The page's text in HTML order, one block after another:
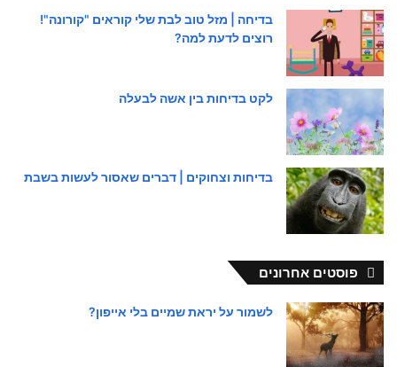
בדיחה | מזל טוב לבת שלי קוראים "קורונה"!
רוצים לדעת למה?
לקט בדיחות בין אשה לבעלה
בדיחות וצחוקים | דברים שאסור לעשות בשבת
פוסטים אחרונים
לשמור על יראת שמיים בלי אייפון?